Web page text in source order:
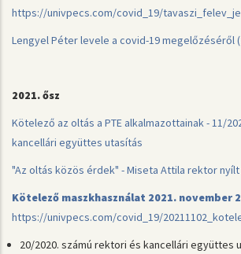
https://univpecs.com/covid_19/
Lengyel Péter levele a covid-19 megelőzéséről
2021. ősz
Kötelező az oltás a PTE alkalmazottainak - 11/
kancellári együttes utasítás
"Az oltás közös érdek" - Miseta Attila rektor
Kötelező maszkhasználat 2021. november
https://univpecs.com/covid_19/
20/2020. számú rektori és kancellári együttes